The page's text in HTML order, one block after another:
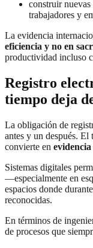
construir
trabajadores y
La evidencia
eficiencia y no en
productividad incluso
Registro
tiempo deja
La obligación de
antes y un después.
convierte en
Sistemas digitales
—especialmente en
espacios donde
reconocidas.
En términos de
de procesos que